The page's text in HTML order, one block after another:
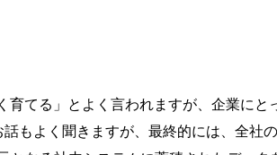
育てる」とよく言われますが、企業にと
もよく聞きますが、最終的には、全社